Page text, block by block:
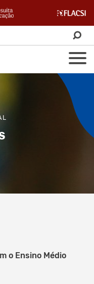
o Ensino Médio